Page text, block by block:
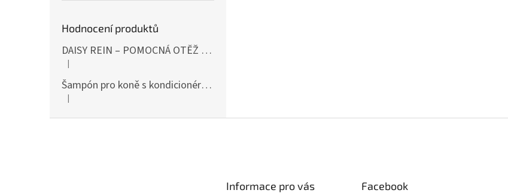
Hodnocení produktů
DAISY REIN – POMOCNÁ OTĚŽ PROTI STAHOVÁNÍ HLAVY DOLŮ ČERNÁ SHIRES
Hodnocení produktu je 5 z 5 hvězdiček.
|
Šampón pro koně s kondicionérem 500ml Waldhausen
Hodnocení produktu je 5 z 5 hvězdiček.
|
Informace pro vás Facebook